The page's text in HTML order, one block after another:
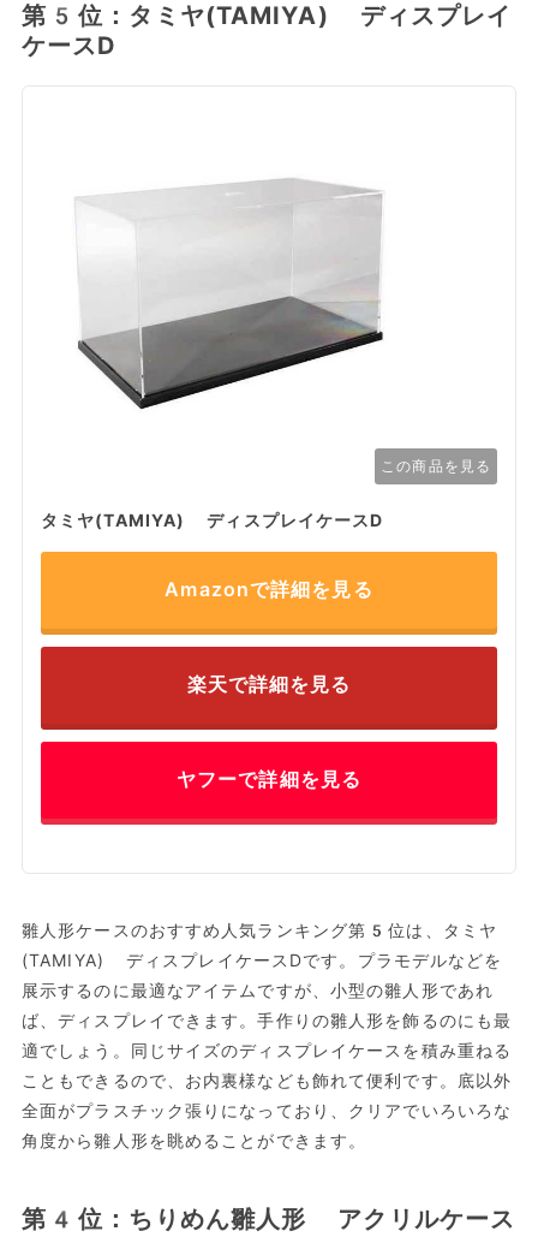
第5位：タミヤ(TAMIYA) ディスプレイ
ケースD
この商品を見る
タミヤ(TAMIYA) ディスプレイケースD
Amazonで詳細を見る
楽天で詳細を見る
ヤフーで詳細を見る
雛人形ケースのおすすめ人気ランキング第5位は、タミヤ
(TAMIYA) ディスプレイケースDです。プラモデルなどを
展示するのに最適なアイテムですが、小型の雛人形であれ
ば、ディスプレイできます。手作りの雛人形を飾るのにも最
適でしょう。同じサイズのディスプレイケースを積み重ねる
こともできるので、お内裏様なども飾れて便利です。底以外
全面がプラスチック張りになっており、クリアでいろいろな
角度から雛人形を眺めることができます。
第4位：ちりめん雛人形 アクリルケース